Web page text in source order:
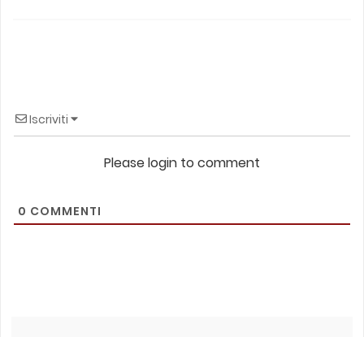
Iscriviti
Please login to comment
0 COMMENTI